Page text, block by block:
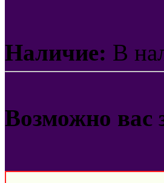
Наличие: В
Возможно вас